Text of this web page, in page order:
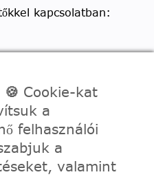
kapcsolatban:
Cookie-kat
a
felhasználói
a
valamint